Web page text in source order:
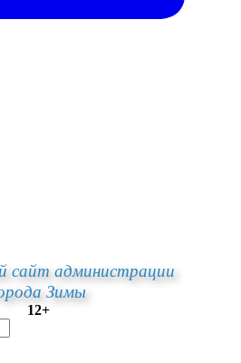
сайт администрации
Зимы
12+